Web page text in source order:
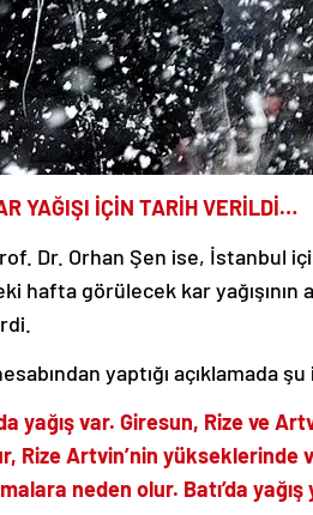
YAĞIŞI İÇİN TARİH VERİLDİ…
Dr. Orhan Şen ise, İstanbul
hafta görülecek kar yağışının
yaptığı açıklamada
yağış var. Giresun, Rize ve
Rize Artvin’nin yükseklerinde
neden olur. Batı’da